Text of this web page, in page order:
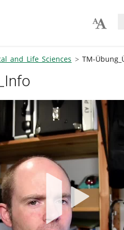
and Life Sciences TM-